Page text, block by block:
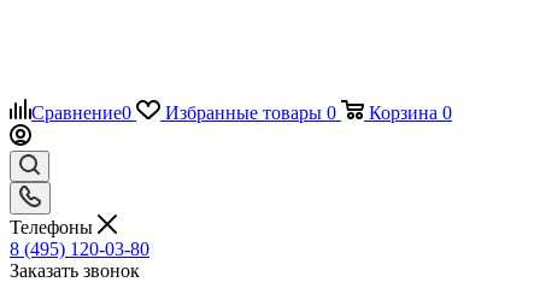
Сравнение0 Избранные товары 0 Корзина 0
Телефоны
8 (495) 120-03-80
Заказать звонок